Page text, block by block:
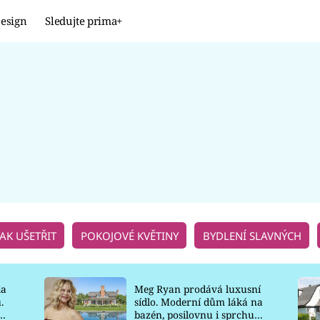
Sledujte prima+
UŠETŘIT POKOJOVÉ KVĚTINY BYDLENÍ SLAVNÝCH
Meg Ryan prodává luxusní
sídlo. Moderní dům láká na
bazén, posilovnu i sprchu